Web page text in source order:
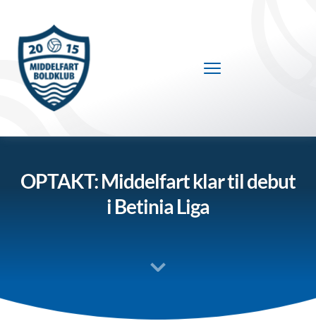
OPTAKT: Middelfart klar til debut
i Betinia Liga